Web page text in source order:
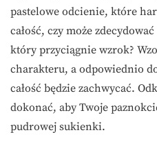
pastelowe odcienie, które
całość, czy może
który przyciągnie wzrok?
charakteru, a odpowiednio
całość będzie zachwycać.
dokonać, aby Twoje
pudrowej sukienki.